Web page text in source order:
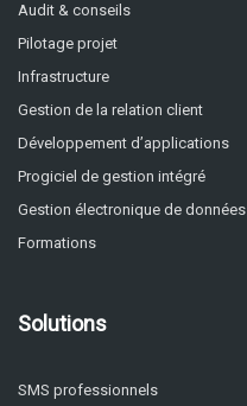
Audit & conseils
Pilotage projet
Infrastructure
Gestion de la relation client
Développement d’applications
Progiciel de gestion intégré
Gestion électronique de données
Formations
Solutions
SMS professionnels